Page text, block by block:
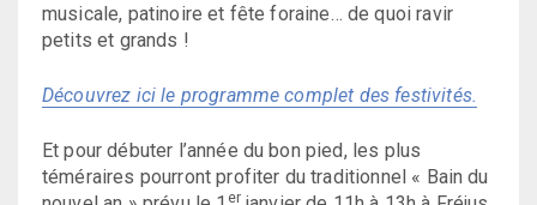
musicale, patinoire et fête foraine… de quoi ravir
petits et grands !
Découvrez ici le programme complet des festivités.
Et pour débuter l’année du bon pied, les plus
téméraires pourront profiter du traditionnel « Bain du
er